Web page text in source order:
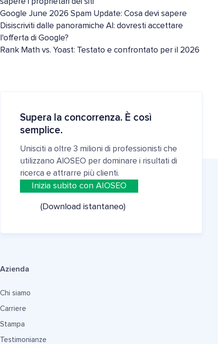
Google June 2026 Spam Update: Cosa devi sapere
Disiscriviti dalle panoramiche AI: dovresti accettare
l'offerta di Google?
Rank Math vs. Yoast: Testato e confrontato per il 2026
Supera la concorrenza. È così
semplice.
Unisciti a oltre 3 milioni di professionisti che
utilizzano AIOSEO per dominare i risultati di
ricerca e attrarre più clienti.
Inizia subito con AIOSEO
(Download istantaneo)
Azienda
Chi siamo
Carriere
Stampa
Testimonianze